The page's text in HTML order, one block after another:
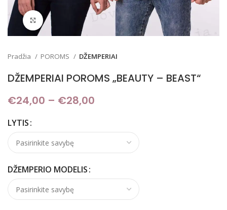
Padidinti
Pradžia POROMS DŽEMPERIAI
DŽEMPERIAI POROMS „BEAUTY – BEAST“
€24,00 – €28,00
LYTIS
DŽEMPERIO MODELIS